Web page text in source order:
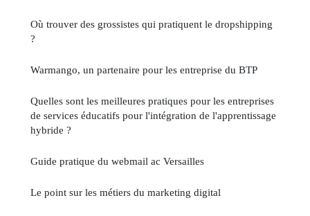
Où trouver des grossistes qui pratiquent le dropshipping
?
Warmango, un partenaire pour les entreprise du BTP
Quelles sont les meilleures pratiques pour les entreprises
de services éducatifs pour l'intégration de l'apprentissage
hybride ?
Guide pratique du webmail ac Versailles
Le point sur les métiers du marketing digital